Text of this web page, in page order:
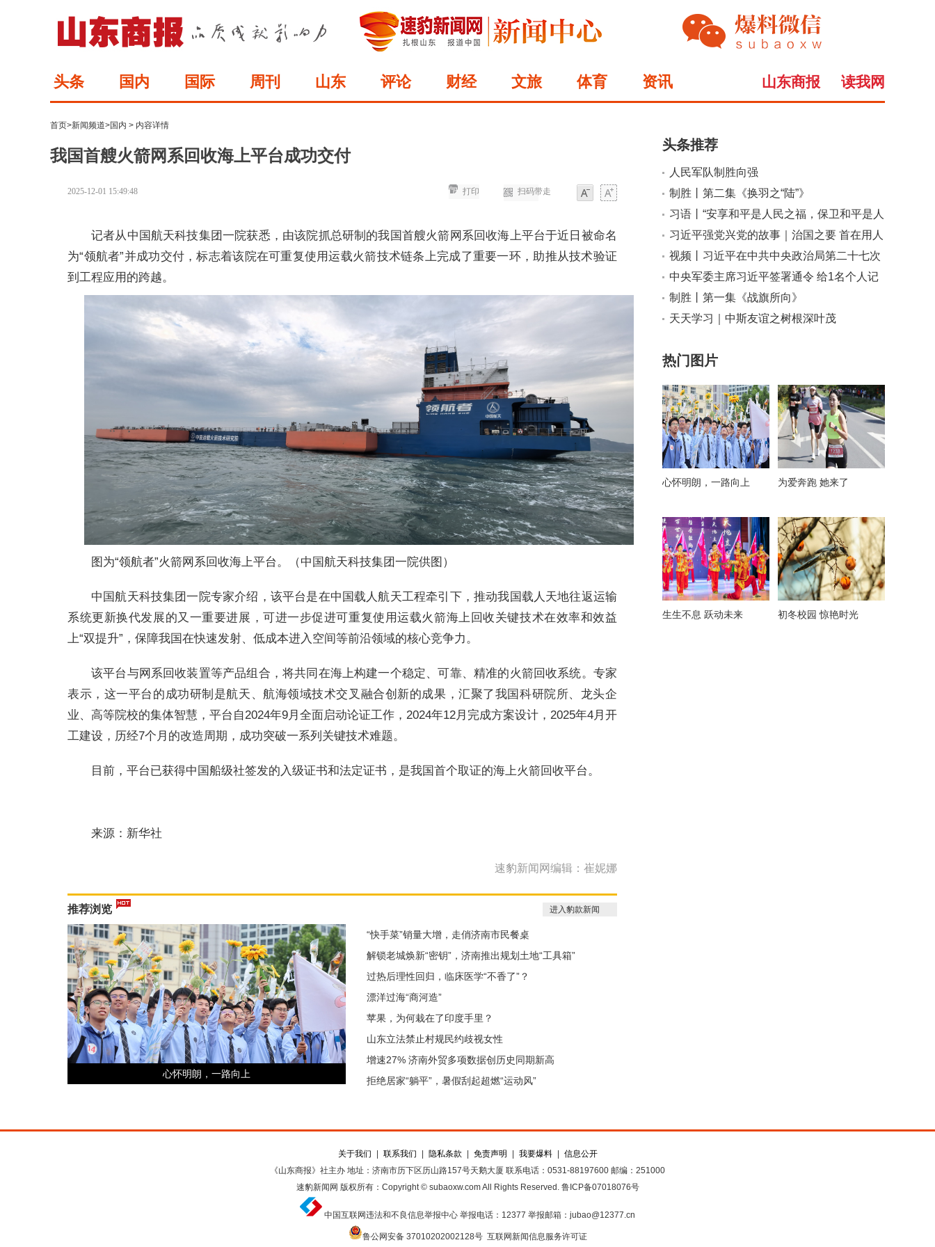
头条 国内 国际 周刊 山东 评论 财经 文旅 体育 资讯 读我网
山东商报
首页>新闻频道>国内 > 内容详情
我国首艘火箭网系回收海上平台成功交付
2025-12-01 15:49:48
大
扫码带走
打印
记者从中国航天科技集团一院获悉，由该院抓总研制的我国首艘火箭网系回收海上平台于近日被命名
为“领航者”并成功交付，标志着该院在可重复使用运载火箭技术链条上完成了重要一环，助推从技术验证
到工程应用的跨越。
图为“领航者”火箭网系回收海上平台。（中国航天科技集团一院供图）
中国航天科技集团一院专家介绍，该平台是在中国载人航天工程牵引下，推动我国载人天地往返运输
系统更新换代发展的又一重要进展，可进一步促进可重复使用运载火箭海上回收关键技术在效率和效益
上“双提升”，保障我国在快速发射、低成本进入空间等前沿领域的核心竞争力。
该平台与网系回收装置等产品组合，将共同在海上构建一个稳定、可靠、精准的火箭回收系统。专家
表示，这一平台的成功研制是航天、航海领域技术交叉融合创新的成果，汇聚了我国科研院所、龙头企
业、高等院校的集体智慧，平台自2024年9月全面启动论证工作，2024年12月完成方案设计，2025年4月开
工建设，历经7个月的改造周期，成功突破一系列关键技术难题。
目前，平台已获得中国船级社签发的入级证书和法定证书，是我国首个取证的海上火箭回收平台。
来源：新华社
速豹新闻网编辑：崔妮娜
推荐浏览 进入豹款新闻
心怀明朗，一路向上
“快手菜”销量大增，走俏济南市民餐桌
解锁老城焕新“密钥”，济南推出规划土地“工具箱”
过热后理性回归，临床医学“不香了”？
漂洋过海“商河造”
苹果，为何栽在了印度手里？
山东立法禁止村规民约歧视女性
增速27% 济南外贸多项数据创历史同期新高
拒绝居家“躺平”，暑假刮起超燃“运动风”
头条推荐
人民军队制胜向强
制胜丨第二集《换羽之“陆”》
习语丨“安享和平是人民之福，保卫和平是人
民军队之责”
习近平强党兴党的故事｜治国之要 首在用人
视频丨习近平在中共中央政治局第二十七次
集体学习时强调 强化政治引领 深化创新发
展 高质量推进国防和军队现代化
中央军委主席习近平签署通令 给1名个人记
功
制胜丨第一集《战旗所向》
天天学习｜中斯友谊之树根深叶茂
热门图片
心怀明朗，一路向上 为爱奔跑 她来了
生生不息 跃动未来 初冬校园 惊艳时光
关于我们 | 联系我们 | 隐私条款 | 免责声明 | 我要爆料 | 信息公开
《山东商报》社主办 地址：济南市历下区历山路157号天鹅大厦 联系电话：0531-88197600 邮编：251000
速豹新闻网 版权所有：Copyright © subaoxw.com All Rights Reserved. 鲁ICP备07018076号
中国互联网违法和不良信息举报中心 举报电话：12377 举报邮箱：jubao@12377.cn
鲁公网安备 37010202002128号 互联网新闻信息服务许可证